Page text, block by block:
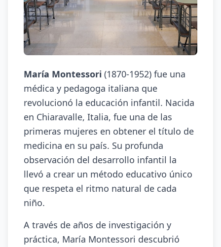
María Montessori (1870-1952) fue una
médica y pedagoga italiana que
revolucionó la educación infantil. Nacida
en Chiaravalle, Italia, fue una de las
primeras mujeres en obtener el título de
medicina en su país. Su profunda
observación del desarrollo infantil la
llevó a crear un método educativo único
que respeta el ritmo natural de cada
niño.
A través de años de investigación y
práctica, María Montessori descubrió